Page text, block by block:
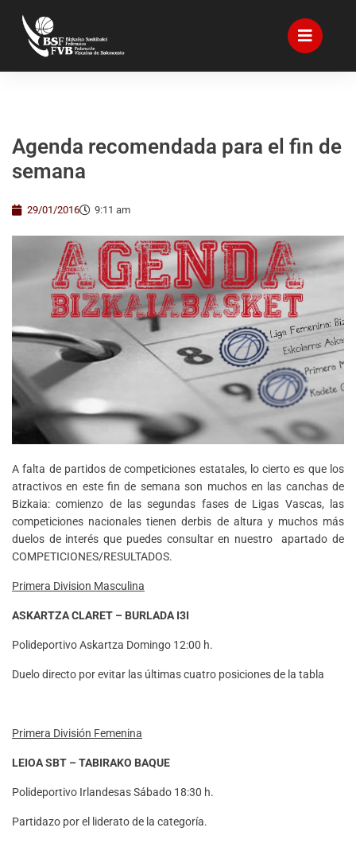
Agenda recomendada para el fin de
semana
29/01/2016 9:11 am
A falta de partidos de competiciones estatales, lo cierto es que los
atractivos en este fin de semana son muchos en las canchas de
Bizkaia: comienzo de las segundas fases de Ligas Vascas, las
competiciones nacionales tienen derbis de altura y muchos más
duelos de interés que puedes consultar en nuestro apartado de
COMPETICIONES/RESULTADOS.
Primera Division Masculina
ASKARTZA CLARET – BURLADA I3I
Polideportivo Askartza Domingo 12:00 h.
Duelo directo por evitar las últimas cuatro posiciones de la tabla
Primera División Femenina
LEIOA SBT – TABIRAKO BAQUE
Polideportivo Irlandesas Sábado 18:30 h.
Partidazo por el liderato de la categoría.